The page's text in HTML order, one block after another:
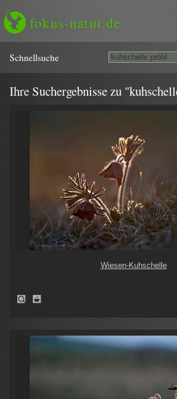
fokus-natur.de
Schnell­suche
Ihre Suchergebnisse zu
Wiesen-Kuhschelle